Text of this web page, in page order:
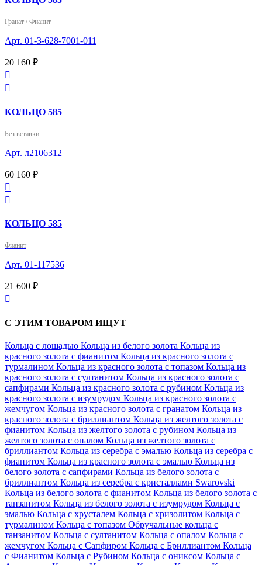
Гранат / Фианит
Арт. 01-3-628-7001-011
20 160 ₽


КОЛЬЦО 585
Без вставки
Арт. л2106312
60 160 ₽


КОЛЬЦО 585
Фианит
Арт. 01-117536
21 600 ₽

С ЭТИМ ТОВАРОМ ИЩУТ
Кольца с лошадью Кольца из белого золота Кольца из
красного золота с фианитом Кольца из красного золота с
турмалином Кольца из красного золота с топазом Кольца из
красного золота с султанитом Кольца из красного золота с
сапфирами Кольца из красного золота с рубином Кольца из
красного золота с изумрудом Кольца из красного золота с
жемчугом Кольца из красного золота с гранатом Кольца из
красного золота с бриллиантом Кольца из желтого золота с
фианитом Кольца из желтого золота с рубином Кольца из
желтого золота с опалом Кольца из желтого золота с
бриллиантом Кольца из серебра с эмалью Кольца из серебра с
фианитом Кольца из красного золота с эмалью Кольца из
белого золота с сапфирами Кольца из белого золота с
бриллиантом Кольца из серебра с кристаллами Swarovski
Кольца из белого золота с фианитом Кольца из белого золота с
танзанитом Кольца из белого золота с изумрудом Кольца с
эмалью Кольца с хрусталем Кольца с хризолитом Кольца с
турмалином Кольца с топазом Обручальные кольца с
танзанитом Кольца с султанитом Кольца с опалом Кольца с
жемчугом Кольца с Сапфиром Кольца с Бриллиантом Кольца
с Фианитом Кольца с Рубином Кольца с ониксом Кольца с